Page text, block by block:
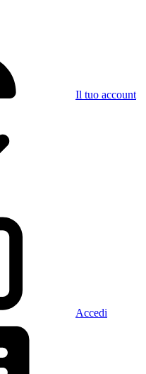
Il tuo account
Accedi